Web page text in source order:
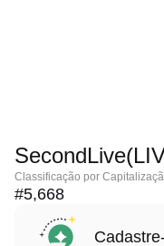
Classificação por
#5,668